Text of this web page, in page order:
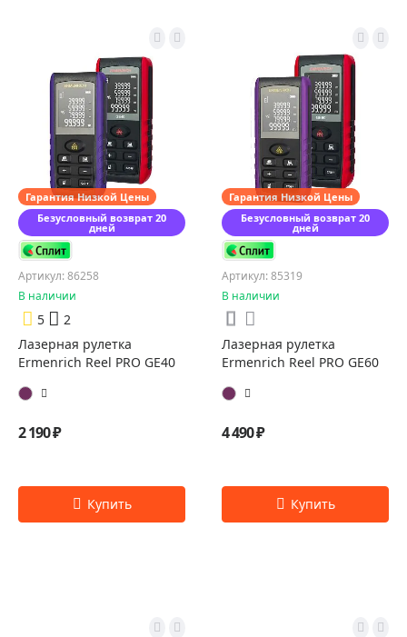
Гарантия Низкой Цены
Безусловный возврат 20
дней
Артикул: 86258
В наличии
5
2
Лазерная рулетка
Ermenrich Reel PRO GE40
2 190 ₽
Гарантия Низкой Цены
Безусловный возврат 20
дней
Артикул: 85319
В наличии
Лазерная рулетка
Ermenrich Reel PRO GE60
4 490 ₽